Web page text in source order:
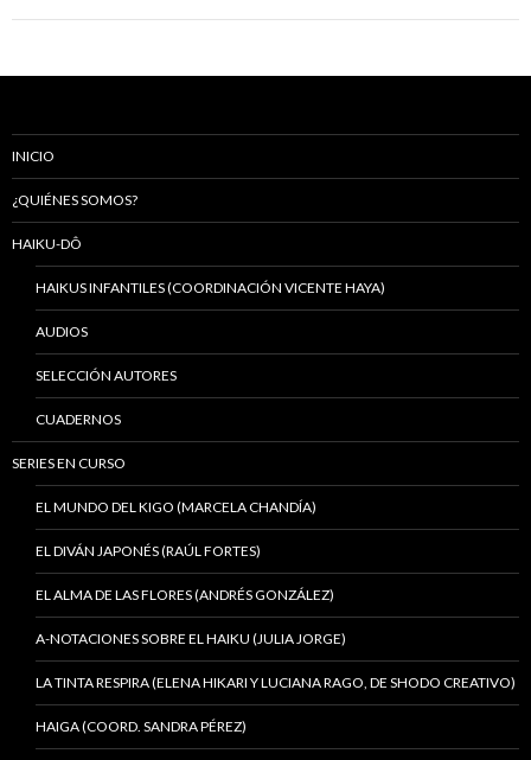
INICIO
¿QUIÉNES SOMOS?
HAIKU-DÔ
HAIKUS INFANTILES (COORDINACIÓN VICENTE HAYA)
AUDIOS
SELECCIÓN AUTORES
CUADERNOS
SERIES EN CURSO
EL MUNDO DEL KIGO (MARCELA CHANDÍA)
EL DIVÁN JAPONÉS (RAÚL FORTES)
EL ALMA DE LAS FLORES (ANDRÉS GONZÁLEZ)
A-NOTACIONES SOBRE EL HAIKU (JULIA JORGE)
LA TINTA RESPIRA (ELENA HIKARI Y LUCIANA RAGO, DE SHODO CREATIVO)
HAIGA (COORD. SANDRA PÉREZ)